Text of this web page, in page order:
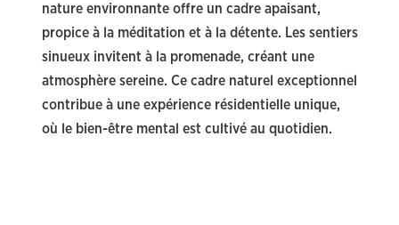
nature environnante offre un cadre apaisant,
propice à la méditation et à la détente. Les sentiers
sinueux invitent à la promenade, créant une
atmosphère sereine. Ce cadre naturel exceptionnel
contribue à une expérience résidentielle unique,
où le bien-être mental est cultivé au quotidien.